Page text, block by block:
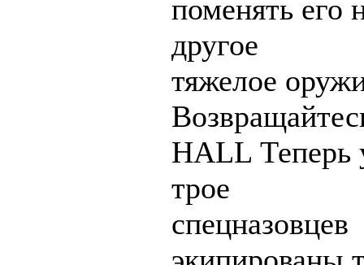
поменять его
другое
тяжелое
HALL Теперь
трое
спецназовцев